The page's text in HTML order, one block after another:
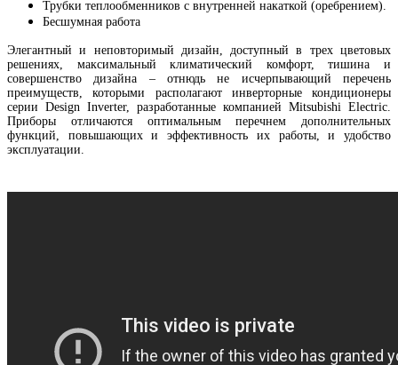
Трубки теплообменников с внутренней накаткой (оребрением).
Бесшумная работа
Элегантный и неповторимый дизайн, доступный в трех цветовых
решениях, максимальный климатический комфорт, тишина и
совершенство дизайна – отнюдь не исчерпывающий перечень
преимуществ, которыми располагают инверторные кондиционеры
серии Design Inverter, разработанные компанией Mitsubishi Electric.
Приборы отличаются оптимальным перечнем дополнительных
функций, повышающих и эффективность их работы, и удобство
эксплуатации.